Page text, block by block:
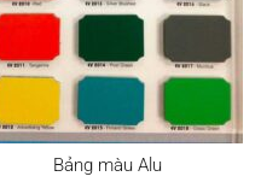
Bảng màu Alu